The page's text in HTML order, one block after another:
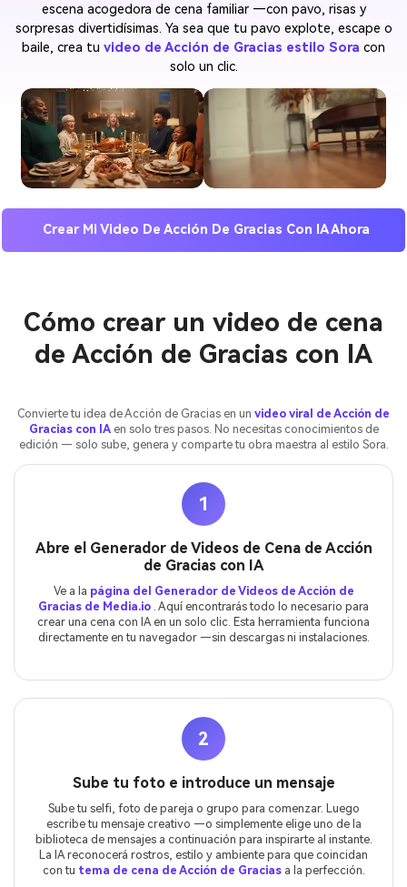
escena acogedora de cena familiar —con pavo, risas y
sorpresas divertidísimas. Ya sea que tu pavo explote, escape o
baile, crea tu video de Acción de Gracias estilo Sora con
solo un clic.
Crear Mi Video De Acción De Gracias Con IA Ahora
Cómo crear un video de cena
de Acción de Gracias con IA
Convierte tu idea de Acción de Gracias en un video viral de Acción de
Gracias con IAen solo tres pasos. No necesitas conocimientos de
edición — solo sube, genera y comparte tu obra maestra al estilo Sora.
1
Abre el Generador de Videos de Cena de Acción
de Gracias con IA
Ve a la página del Generador de Videos de Acción de
Gracias de Media.io . Aquí encontrarás todo lo necesario para
crear una cena con IA en un solo clic. Esta herramienta funciona
directamente en tu navegador —sin descargas ni instalaciones.
2
Sube tu foto e introduce un mensaje
Sube tu selfi, foto de pareja o grupo para comenzar. Luego
escribe tu mensaje creativo —o simplemente elige uno de la
biblioteca de mensajes a continuación para inspirarte al instante.
La IA reconocerá rostros, estilo y ambiente para que coincidan
con tu tema de cena de Acción de Gracias a la perfección.